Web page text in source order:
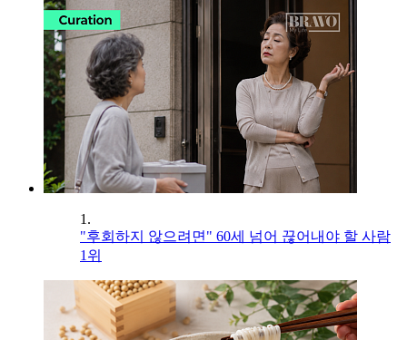
1.
"후회하지 않으려면" 60세 넘어 끊어내야 할 사람
1위